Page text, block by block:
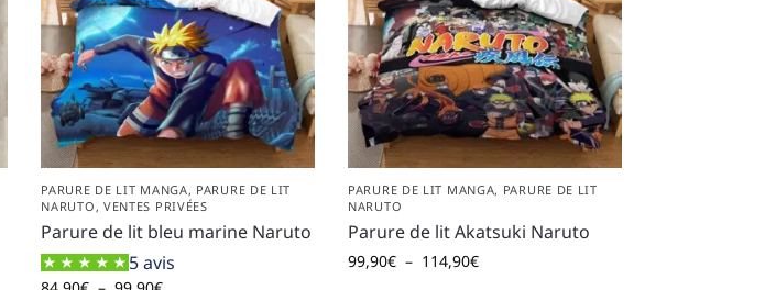
PARURE DE LIT MANGA, PARURE DE LIT
NARUTO , VENTES PRIVÉES
Parure de lit bleu marine Naruto
5 avis
PARURE DE LIT MANGA, PARURE DE LIT
NARUTO
Parure de lit Akatsuki Naruto
99,90€ – 114,90€